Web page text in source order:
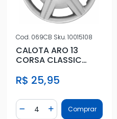
Cod. 069CB Sku.10015108
CALOTA ARO 13
CORSA CLASSIC
R$ 25,95
Diminuir Quantidade
Quantidade
Adicionar Quantidade
Comprar